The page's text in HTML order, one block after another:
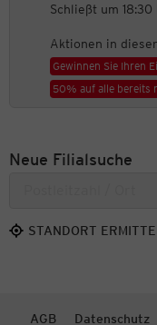
Schließt um 18:30
Aktionen in
Gewinnen Sie Ihren
50% auf alle bereits
Neue Filialsuche
STANDORT
AGB Datenschutz